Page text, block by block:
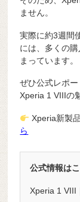
ません。
実際に約3週間
には、多くの
まっています。
ぜひ公式レポー
Xperia 1 VIIIの
Xperia新製
ら
公式情報は
Xperia 1 VIII